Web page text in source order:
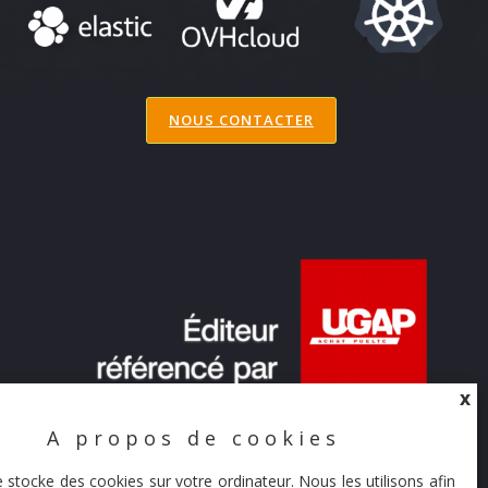
X
A propos de cookies
stocke des cookies sur votre ordinateur. Nous les utilisons afin
NOUS CONTACTER